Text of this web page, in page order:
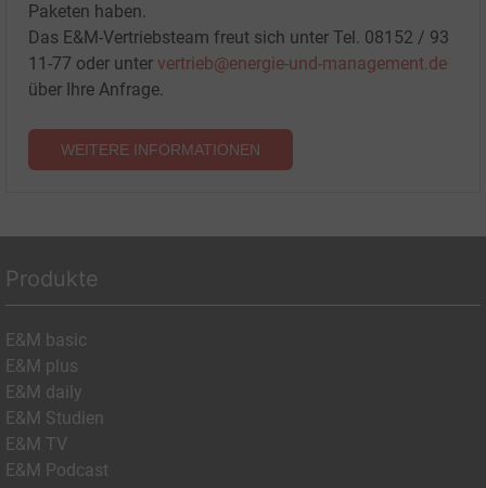
Paketen haben.
Das E&M-Vertriebsteam freut sich unter Tel. 08152 / 93
11-77 oder unter vertrieb@energie-und-management.de
über Ihre Anfrage.
WEITERE INFORMATIONEN
Produkte
E&M basic
E&M plus
E&M daily
E&M Studien
E&M TV
E&M Podcast